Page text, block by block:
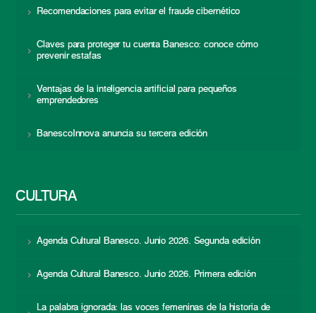
Recomendaciones para evitar el fraude cibernético
Claves para proteger tu cuenta Banesco: conoce cómo
prevenir estafas
Ventajas de la inteligencia artificial para pequeños
emprendedores
BanescoInnova anuncia su tercera edición
CULTURA
Agenda Cultural Banesco. Junio 2026. Segunda edición
Agenda Cultural Banesco. Junio 2026. Primera edición
La palabra ignorada: las voces femeninas de la historia de